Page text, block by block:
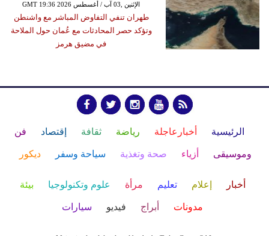
GMT 19:36 2026 الإثنين ,03 آب / أغسطس
طهران تنفي التفاوض المباشر مع واشنطن
وتؤكد حصر المحادثات مع عُمان حول الملاحة
في مضيق هرمز
الرئيسية أخبارعاجلة رياضة ثقافة إقتصاد فن
وموسيقى أزياء صحة وتغذية سياحة وسفر ديكور
أخبار إعلام تعليم مرأة علوم وتكنولوجيا بيئة
مدونات أبراج فيديو سيارات